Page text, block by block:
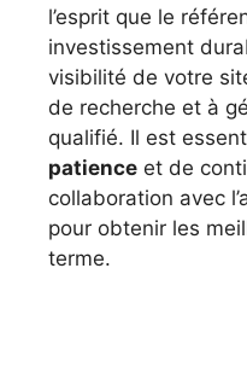
l’esprit que le
investissement
visibilité de votre
de recherche et à
qualifié. Il est
patience et de
collaboration avec
pour obtenir les
terme.